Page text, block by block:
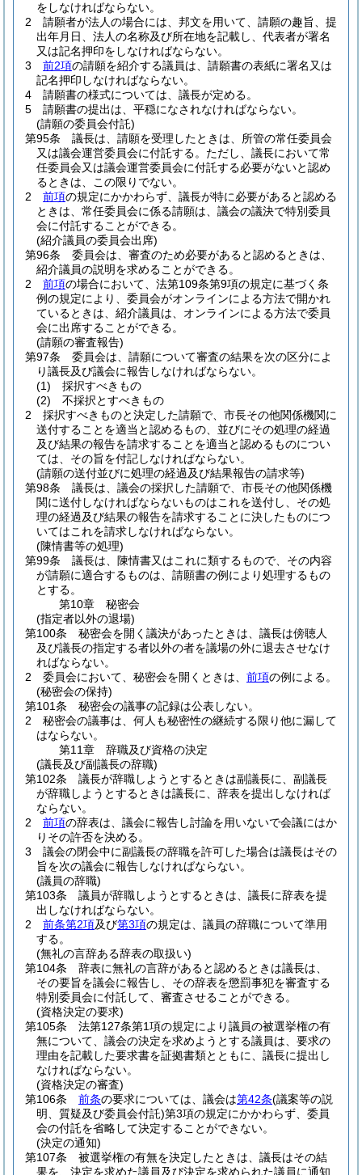
をしなければならない。
2
請願者が法人の場合には、邦文を用いて、請願の趣旨、提
出年月日、法人の名称及び所在地を記載し、代表者が署名
又は記名押印をしなければならない。
3
前2項の請願を紹介する議員は、請願書の表紙に署名又は
記名押印しなければならない。
4
請願書の様式については、議長が定める。
5
請願書の提出は、平穏になされなければならない。
(請願の委員会付託)
第95条
議長は、請願を受理したときは、所管の常任委員会
又は議会運営委員会に付託する。 ただし、議長において常
任委員会又は議会運営委員会に付託する必要がないと認め
るときは、この限りでない。
2
前項の規定にかかわらず、議長が特に必要があると認める
ときは、常任委員会に係る請願は、議会の議決で特別委員
会に付託することができる。
(紹介議員の委員会出席)
第96条
委員会は、審査のため必要があると認めるときは、
紹介議員の説明を求めることができる。
2
前項の場合において、法第109条第9項の規定に基づく条
例の規定により、委員会がオンラインによる方法で開かれ
ているときは、紹介議員は、オンラインによる方法で委員
会に出席することができる。
(請願の審査報告)
第97条
委員会は、請願について審査の結果を次の区分によ
り議長及び議会に報告しなければならない。
(1)
採択すべきもの
(2)
不採択とすべきもの
2
採択すべきものと決定した請願で、市長その他関係機関に
送付することを適当と認めるもの、並びにその処理の経過
及び結果の報告を請求することを適当と認めるものについ
ては、その旨を付記しなければならない。
(請願の送付並びに処理の経過及び結果報告の請求等)
第98条
議長は、議会の採択した請願で、市長その他関係機
関に送付しなければならないものはこれを送付し、その処
理の経過及び結果の報告を請求することに決したものにつ
いてはこれを請求しなければならない。
(陳情書等の処理)
第99条
議長は、陳情書又はこれに類するもので、その内容
が請願に適合するものは、請願書の例により処理するもの
とする。
第10章
秘密会
(指定者以外の退場)
第100条
秘密会を開く議決があったときは、議長は傍聴人
及び議長の指定する者以外の者を議場の外に退去させなけ
ればならない。
2
委員会において、秘密会を開くときは、 前項の例による。
(秘密会の保持)
第101条
秘密会の議事の記録は公表しない。
2
秘密会の議事は、何人も秘密性の継続する限り他に漏して
はならない。
第11章
辞職及び資格の決定
(議長及び副議長の辞職)
第102条
議長が辞職しようとするときは副議長に、副議長
が辞職しようとするときは議長に、辞表を提出しなければ
ならない。
2
前項の辞表は、議会に報告し討論を用いないで会議にはか
りその許否を決める。
3
議会の閉会中に副議長の辞職を許可した場合は議長はその
旨を次の議会に報告しなければならない。
(議員の辞職)
第103条
議員が辞職しようとするときは、議長に辞表を提
出しなければならない。
2
前条第2項及び第3項の規定は、議員の辞職について準用
する。
(無礼の言辞ある辞表の取扱い)
第104条
辞表に無礼の言辞があると認めるときは議長は、
その要旨を議会に報告し、その辞表を懲罰事犯を審査する
特別委員会に付託して、審査させることができる。
(資格決定の要求)
第105条
法第127条第1項の規定により議員の被選挙権の有
無について、議会の決定を求めようとする議員は、要求の
理由を記載した要求書を証拠書類とともに、議長に提出し
なければならない。
(資格決定の審査)
第106条
前条の要求については、議会は第42条(議案等の説
明、質疑及び委員会付託)第3項の規定にかかわらず、委員
会の付託を省略して決定することができない。
(決定の通知)
第107条
被選挙権の有無を決定したときは、議長はその結
果を、決定を求めた議員及び決定を求められた議員に通知